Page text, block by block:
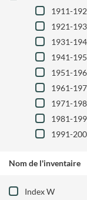
1911-
1921-
1931-
1941-
1951-
1961-
1971-
1981-
1991-
Nom de l'inventaire
Filtre les
Index W